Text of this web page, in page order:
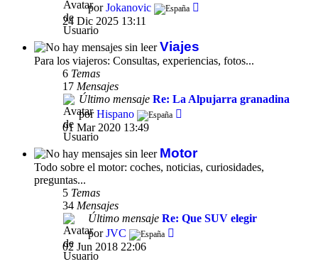
porJokanovic
24 Dic 2025 13:11
Viajes
Para los viajeros: Consultas, experiencias, fotos...
6 Temas
17 Mensajes
Último mensaje Re: La Alpujarra granadina
porHispano
01 Mar 2020 13:49
Motor
Todo sobre el motor: coches, noticias, curiosidades,
preguntas...
5 Temas
34 Mensajes
Último mensaje Re: Que SUV elegir
porJVC
02 Jun 2018 22:06